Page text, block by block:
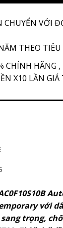
CHUYỂN VỚI
THEO
CHÍNH HÃNG
X10 LẦN GIÁ
với
trọng,